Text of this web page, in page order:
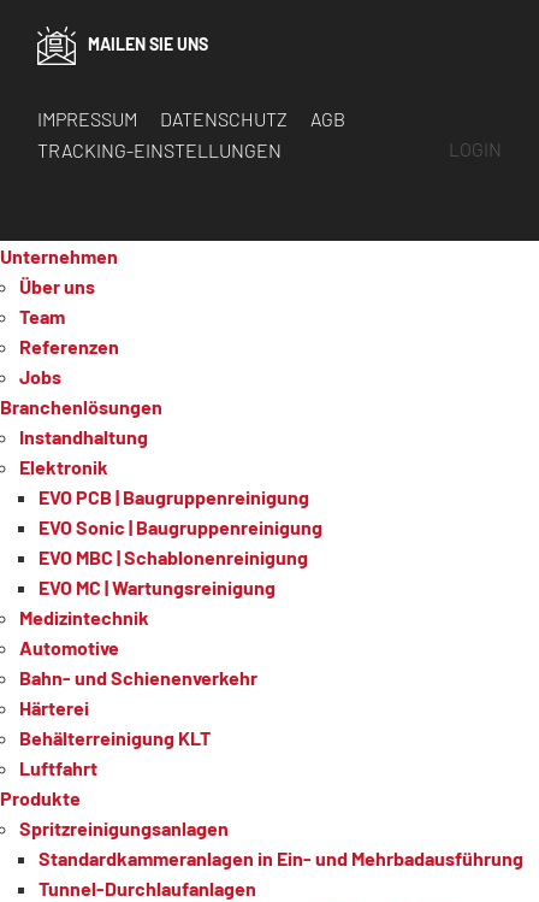
MAILEN SIE UNS
IMPRESSUM DATENSCHUTZ
AGB
TRACKING-EINSTELLUNGEN
LOGIN
Unternehmen
Über uns
Team
Referenzen
Jobs
Branchenlösungen
Instandhaltung
Elektronik
EVO PCB | Baugruppenreinigung
EVO Sonic | Baugruppenreinigung
EVO MBC | Schablonenreinigung
EVO MC | Wartungsreinigung
Medizintechnik
Automotive
Bahn- und Schienenverkehr
Härterei
Behälterreinigung KLT
Luftfahrt
Produkte
Spritzreinigungsanlagen
Standardkammeranlagen in Ein- und Mehrbadausführung
Tunnel-Durchlaufanlagen